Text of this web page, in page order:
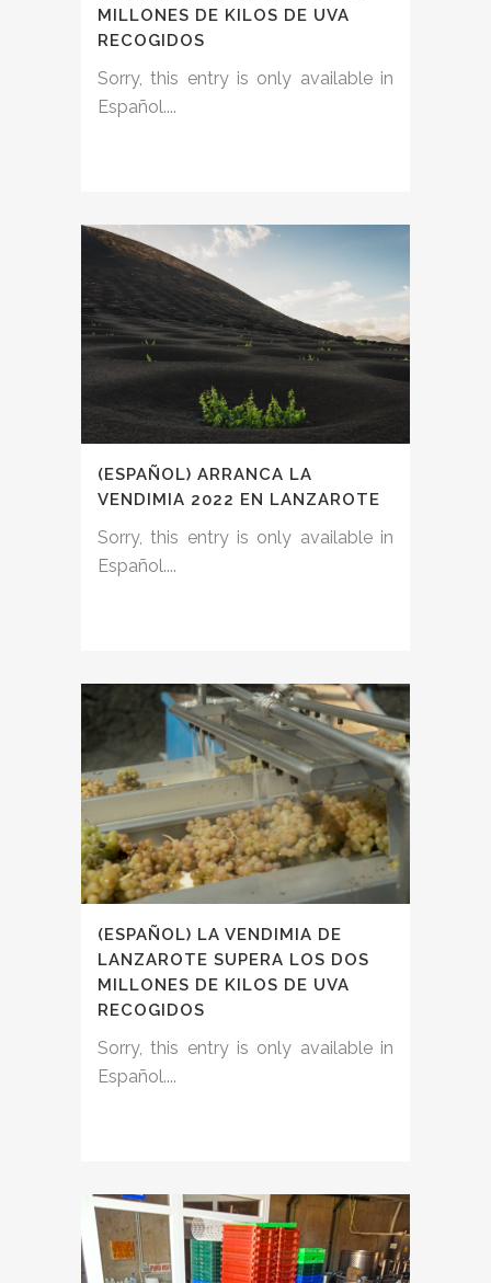
MILLONES DE KILOS DE UVA
RECOGIDOS
Sorry, this entry is only available in
Español....
(ESPAÑOL) ARRANCA LA
VENDIMIA 2022 EN LANZAROTE
Sorry, this entry is only available in
Español....
(ESPAÑOL) LA VENDIMIA DE
LANZAROTE SUPERA LOS DOS
MILLONES DE KILOS DE UVA
RECOGIDOS
Sorry, this entry is only available in
Español....